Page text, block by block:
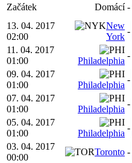
Začátek Domácí -
13. 04. 2017
02:00
New
York
-
11. 04. 2017
01:00
Philadelphia
-
09. 04. 2017
01:00
Philadelphia
-
07. 04. 2017
01:00
Philadelphia
-
05. 04. 2017
01:00
Philadelphia
-
03. 04. 2017
00:00
Toronto -